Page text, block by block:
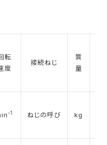
わせ
転
度
接続ねじ
質
量
-1 ねじの呼び kg